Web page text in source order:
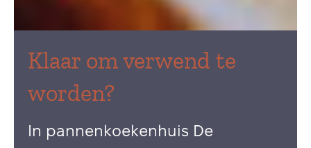
Klaar om verwend te
worden?
In pannenkoekenhuis De